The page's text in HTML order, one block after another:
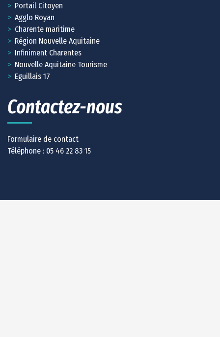
Portail Citoyen
Agglo Royan
Charente maritime
Région Nouvelle Aquitaine
Infiniment Charentes
Nouvelle Aquitaine Tourisme
Eguillais 17
Contactez-nous
Formulaire de contact
Téléphone : 05 46 22 83 15